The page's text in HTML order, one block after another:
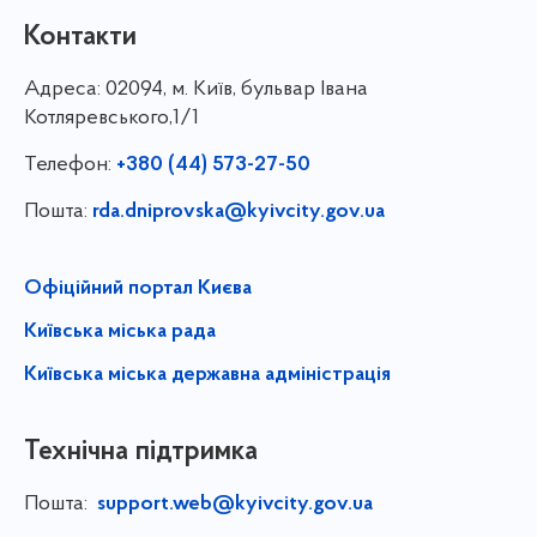
Контакти
Адреса: 02094, м. Київ, бульвар Івана
Котляревського,1/1
Телефон: +380 (44) 573-27-50
Пошта: rda.dniprovska@kyivcity.gov.ua
Офіційний портал Києва
Київська міська рада
Київська міська державна адміністрація
Технічна підтримка
Пошта: support.web@kyivcity.gov.ua